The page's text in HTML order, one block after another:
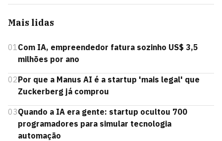
Mais lidas
01Com IA, empreendedor fatura sozinho US$ 3,5
milhões por ano
02Por que a Manus AI é a startup 'mais legal' que
Zuckerberg já comprou
03Quando a IA era gente: startup ocultou 700
programadores para simular tecnologia
automação